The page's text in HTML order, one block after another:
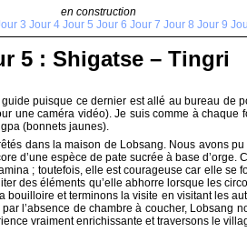
en construction
3 Jour 4 Jour 5 Jour 6 Jour 7 Jour 8 Jour 9
5 : Shigatse – Tingri
puisque ce dernier est allé au bureau de
caméra vidéo). Je suis comme à
(bonnets jaunes).
dans la maison de Lobsang. Nous avons
d’une espèce de pate sucrée à base
; toutefois, elle est courageuse car elle
des éléments qu’elle abhorre lorsque les
et terminons la visite en visitant les
l’absence de chambre à coucher,
vraiment enrichissante et traversons le